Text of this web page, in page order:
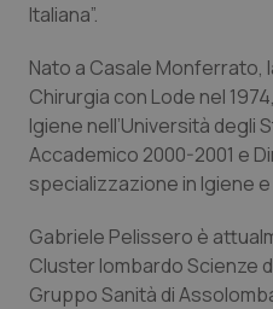
Friuli Venezia Giulia
Lazio
Liguria
Marche
Dermatite Atopica
Diabete &
Disturbi dell’umore
Donna & Salute
Italiana”.
Nato a Casale Monferrato,
Chirurgia con Lode nel
Igiene nell’Università degli
Accademico 2000-2001 e
specializzazione in Igiene
Gabriele Pelissero è
Cluster lombardo Scienze
Gruppo Sanità di